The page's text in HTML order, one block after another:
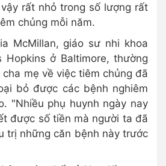
rất nhỏ trong số lượng rất
chủng mỗi năm.
McMillan, giáo sư nhi khoa
ở Baltimore, thường
mẹ về việc tiêm chủng đã
bỏ được các bệnh nghiêm
"Nhiều phụ huynh ngày nay
được số tiền mà người ta đã
trị những căn bệnh này trước